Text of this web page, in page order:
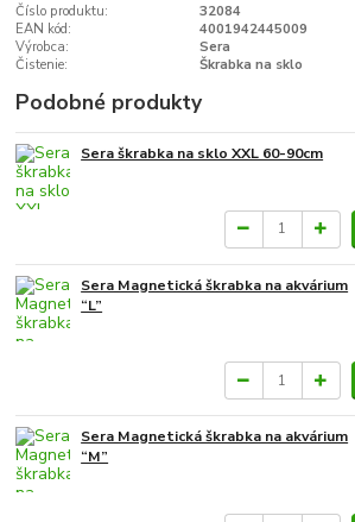
Číslo produktu:
32084
EAN kód:
4001942445009
Výrobca:
Sera
Čistenie:
Škrabka na sklo
Podobné produkty
Sera škrabka na sklo XXL 60-90cm
Sera Magnetická škrabka na akvárium
“L”
Sera Magnetická škrabka na akvárium
“M”